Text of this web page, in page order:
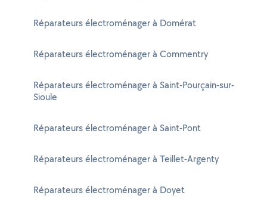
Réparateurs électroménager à Domérat
Réparateurs électroménager à Commentry
Réparateurs électroménager à Saint-Pourçain-sur-
Sioule
Réparateurs électroménager à Saint-Pont
Réparateurs électroménager à Teillet-Argenty
Réparateurs électroménager à Doyet